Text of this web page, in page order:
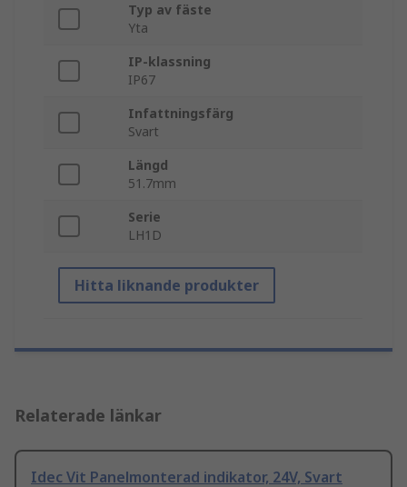
Typ av fäste
Yta
IP-klassning
IP67
Infattningsfärg
Svart
Längd
51.7mm
Serie
LH1D
Hitta liknande produkter
Relaterade länkar
Idec Vit Panelmonterad indikator, 24V, Svart